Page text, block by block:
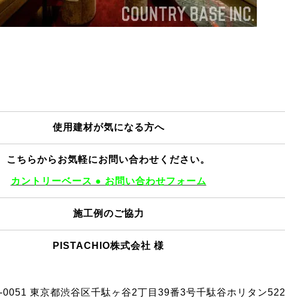
使用建材が気になる方へ
こちらからお気軽にお問い合わせください。
カントリーベース ● お問い合わせフォーム
施工例のご協力
PISTACHIO株式会社 様
東京都渋谷区千駄ヶ谷2丁目39番3号千駄谷ホリタン522